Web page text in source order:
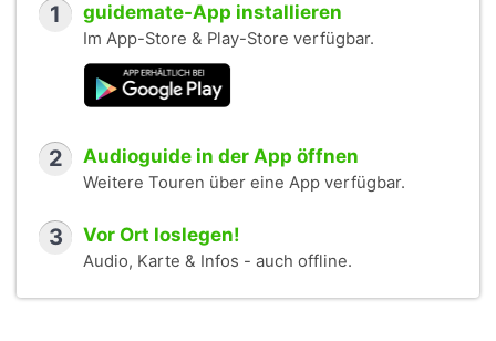
1 guidemate-App installieren
Im App-Store & Play-Store verfügbar.
2 Audioguide in der App öffnen
Weitere Touren über eine App verfügbar.
3 Vor Ort loslegen!
Audio, Karte & Infos - auch offline.